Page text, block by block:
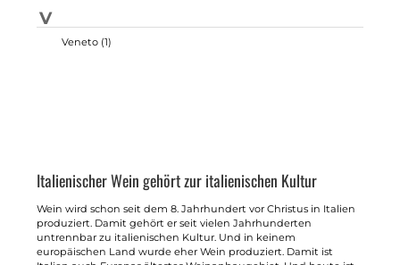
V
Veneto (1)
Italienischer Wein gehört zur italienischen Kultur
Wein wird schon seit dem 8. Jahrhundert vor Christus in Italien
produziert. Damit gehört er seit vielen Jahrhunderten
untrennbar zu italienischen Kultur. Und in keinem
europäischen Land wurde eher Wein produziert. Damit ist